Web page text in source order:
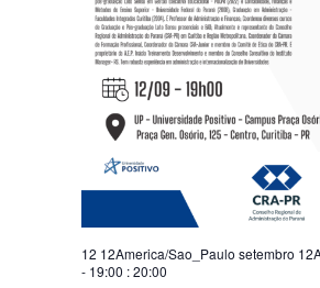
12 12America/Sao_Paulo setembro
- 19:00 :20:00